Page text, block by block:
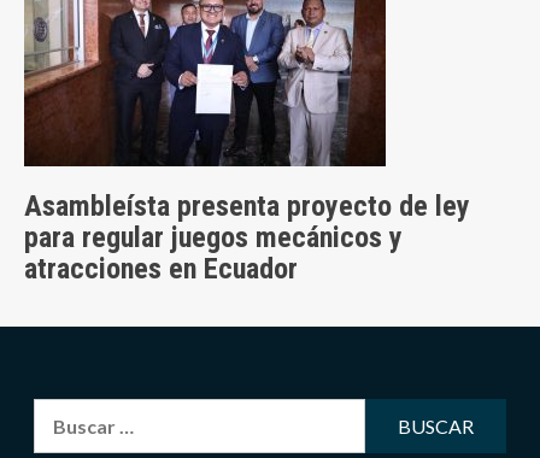
Asambleísta presenta proyecto de ley
para regular juegos mecánicos y
atracciones en Ecuador